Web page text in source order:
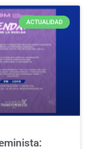
ACTUALIDAD